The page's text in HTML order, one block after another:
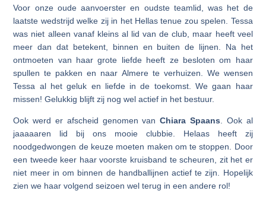
Voor onze oude aanvoerster en oudste teamlid, was het de
laatste wedstrijd welke zij in het Hellas tenue zou spelen. Tessa
was niet alleen vanaf kleins al lid van de club, maar heeft veel
meer dan dat betekent, binnen en buiten de lijnen. Na het
ontmoeten van haar grote liefde heeft ze besloten om haar
spullen te pakken en naar Almere te verhuizen. We wensen
Tessa al het geluk en liefde in de toekomst. We gaan haar
missen! Gelukkig blijft zij nog wel actief in het bestuur.
Ook werd er afscheid genomen vanChiara Spaans . Ook al
jaaaaaren lid bij ons mooie clubbie. Helaas heeft zij
noodgedwongen de keuze moeten maken om te stoppen. Door
een tweede keer haar voorste kruisband te scheuren, zit het er
niet meer in om binnen de handballijnen actief te zijn. Hopelijk
zien we haar volgend seizoen wel terug in een andere rol!